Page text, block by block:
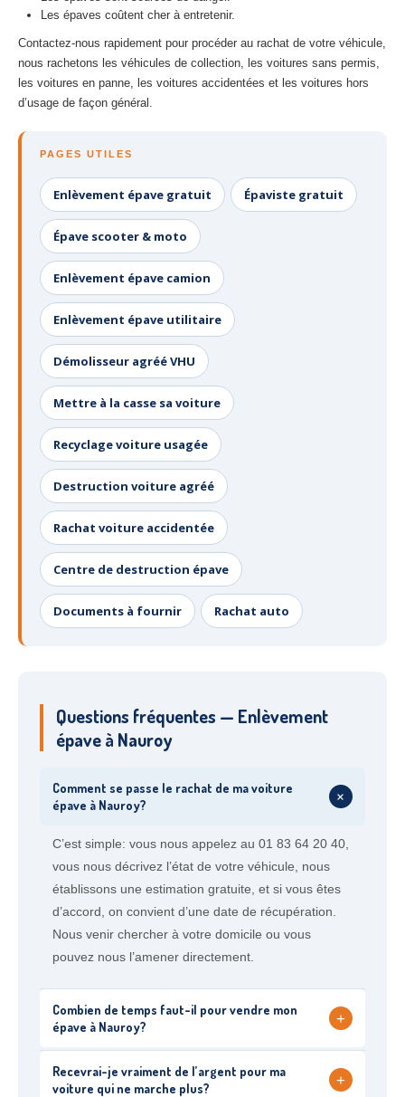
Les épaves coûtent cher à entretenir.
Contactez-nous rapidement pour procéder au rachat de votre véhicule,
nous rachetons les véhicules de collection, les voitures sans permis,
les voitures en panne, les voitures accidentées et les voitures hors
d’usage de façon général.
PAGES UTILES
Enlèvement épave gratuit Épaviste gratuit
Épave scooter & moto
Enlèvement épave camion
Enlèvement épave utilitaire
Démolisseur agréé VHU
Mettre à la casse sa voiture
Recyclage voiture usagée
Destruction voiture agréé
Rachat voiture accidentée
Centre de destruction épave
Documents à fournir Rachat auto
Questions fréquentes — Enlèvement
épave à Nauroy
Comment se passe le rachat de ma voiture
épave à Nauroy?
+
C’est simple: vous nous appelez au 01 83 64 20 40,
vous nous décrivez l’état de votre véhicule, nous
établissons une estimation gratuite, et si vous êtes
d’accord, on convient d’une date de récupération.
Nous venir chercher à votre domicile ou vous
pouvez nous l’amener directement.
Combien de temps faut-il pour vendre mon
épave à Nauroy?
+
Recevrai-je vraiment de l’argent pour ma
voiture qui ne marche plus?
+